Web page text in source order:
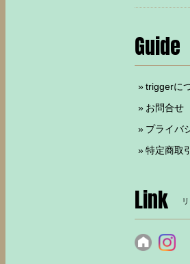
Guide
triggerに
お問合せ
プライバ
特定商取
Link